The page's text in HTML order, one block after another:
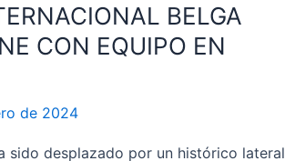
BELGA
CON EQUIPO EN
de 2024
sido desplazado por un histórico lateral